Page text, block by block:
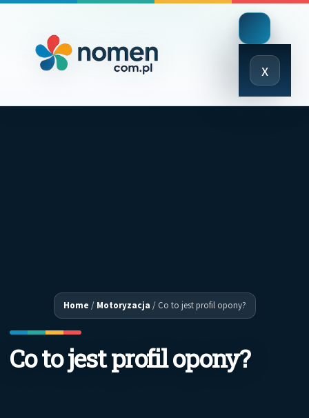
x
Close
Menu
Home / Motoryzacja / Co to jest profil opony?
Co to jest profil opony?